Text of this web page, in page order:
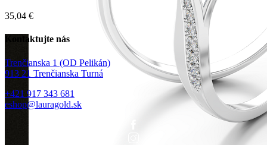
35,04 €
Kontaktujte nás
Trenčianska 1 (OD Pelikán)
913 21 Trenčianska Turná
+421 917 343 681
eshop@lauragold.sk